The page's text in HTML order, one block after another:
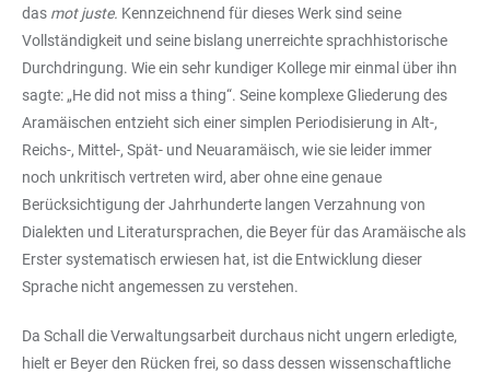
das mot juste. Kennzeichnend für dieses Werk sind seine
Vollständigkeit und seine bislang unerreichte sprachhistorische
Durchdringung. Wie ein sehr kundiger Kollege mir einmal über ihn
sagte: „He did not miss a thing“. Seine komplexe Gliederung des
Aramäischen entzieht sich einer simplen Periodisierung in Alt-,
Reichs-, Mittel-, Spät- und Neuaramäisch, wie sie leider immer
noch unkritisch vertreten wird, aber ohne eine genaue
Berücksichtigung der Jahrhunderte langen Verzahnung von
Dialekten und Literatursprachen, die Beyer für das Aramäische als
Erster systematisch erwiesen hat, ist die Entwicklung dieser
Sprache nicht angemessen zu verstehen.
Da Schall die Verwaltungsarbeit durchaus nicht ungern erledigte,
hielt er Beyer den Rücken frei, so dass dessen wissenschaftliche